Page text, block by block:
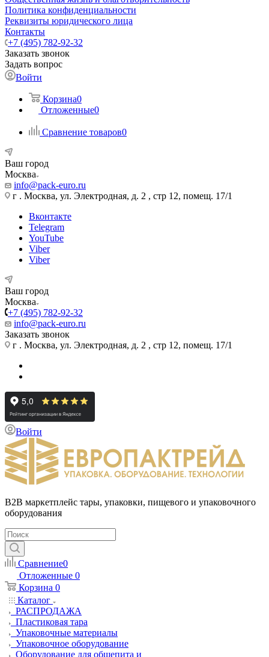
Политика конфиденциальности
Реквизиты юридического лица
Контакты
+7 (495) 782-92-32
Заказать звонок
Задать вопрос
Войти
Корзина0
Отложенные0
Сравнение товаров0
Ваш город
Москва
info@pack-euro.ru
г . Москва, ул. Электродная, д. 2 , стр 12, помещ. 17/1
Вконтакте
Telegram
YouTube
Viber
Viber
Ваш город
Москва
+7 (495) 782-92-32
info@pack-euro.ru
Заказать звонок
г . Москва, ул. Электродная, д. 2 , стр 12, помещ. 17/1
Войти
B2B маркетплейс тары, упаковки, пищевого и упаковочного
оборудования
Сравнение0
Отложенные 0
Корзина 0
Каталог
РАСПРОДАЖА
Пластиковая тара
Упаковочные материалы
Упаковочное оборудование
Оборудование для общепита и